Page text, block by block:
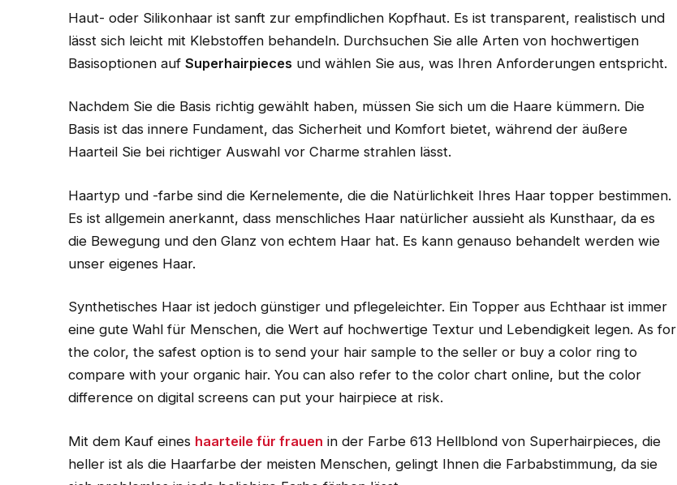
Haut- oder Silikonhaar ist sanft zur empfindlichen Kopfhaut. Es ist transparent, realistisch und
lässt sich leicht mit Klebstoffen behandeln. Durchsuchen Sie alle Arten von hochwertigen
Basisoptionen aufSuperhairpieces und wählen Sie aus, was Ihren Anforderungen entspricht.
Nachdem Sie die Basis richtig gewählt haben, müssen Sie sich um die Haare kümmern. Die
Basis ist das innere Fundament, das Sicherheit und Komfort bietet, während der äußere
Haarteil Sie bei richtiger Auswahl vor Charme strahlen lässt.
Haartyp und -farbe sind die Kernelemente, die die Natürlichkeit Ihres Haar topper bestimmen.
Es ist allgemein anerkannt, dass menschliches Haar natürlicher aussieht als Kunsthaar, da es
die Bewegung und den Glanz von echtem Haar hat. Es kann genauso behandelt werden wie
unser eigenes Haar.
Synthetisches Haar ist jedoch günstiger und pflegeleichter. Ein Topper aus Echthaar ist immer
eine gute Wahl für Menschen, die Wert auf hochwertige Textur und Lebendigkeit legen. As for
the color, the safest option is to send your hair sample to the seller or buy a color ring to
compare with your organic hair. You can also refer to the color chart online, but the color
difference on digital screens can put your hairpiece at risk.
Mit dem Kauf eines haarteile für frauen in der Farbe 613 Hellblond von Superhairpieces, die
heller ist als die Haarfarbe der meisten Menschen, gelingt Ihnen die Farbabstimmung, da sie